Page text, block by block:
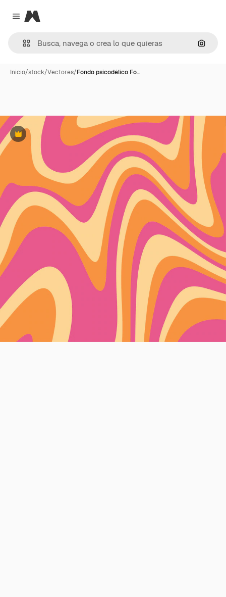
Close menu
Magnific
Inicio/stock/Vectores/Fondo psicodélico Fo…
Premium